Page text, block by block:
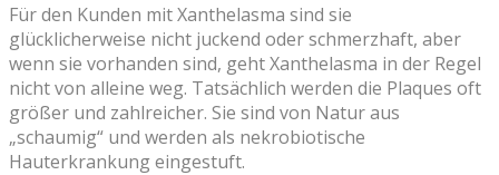
Für den Kunden mit Xanthelasma sind sie
glücklicherweise nicht juckend oder schmerzhaft, aber
wenn sie vorhanden sind, geht Xanthelasma in der Regel
nicht von alleine weg. Tatsächlich werden die Plaques oft
größer und zahlreicher. Sie sind von Natur aus
„schaumig“ und werden als nekrobiotische
Hauterkrankung eingestuft.